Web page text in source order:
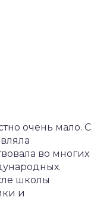
очень мало. С
во многих
школы
и